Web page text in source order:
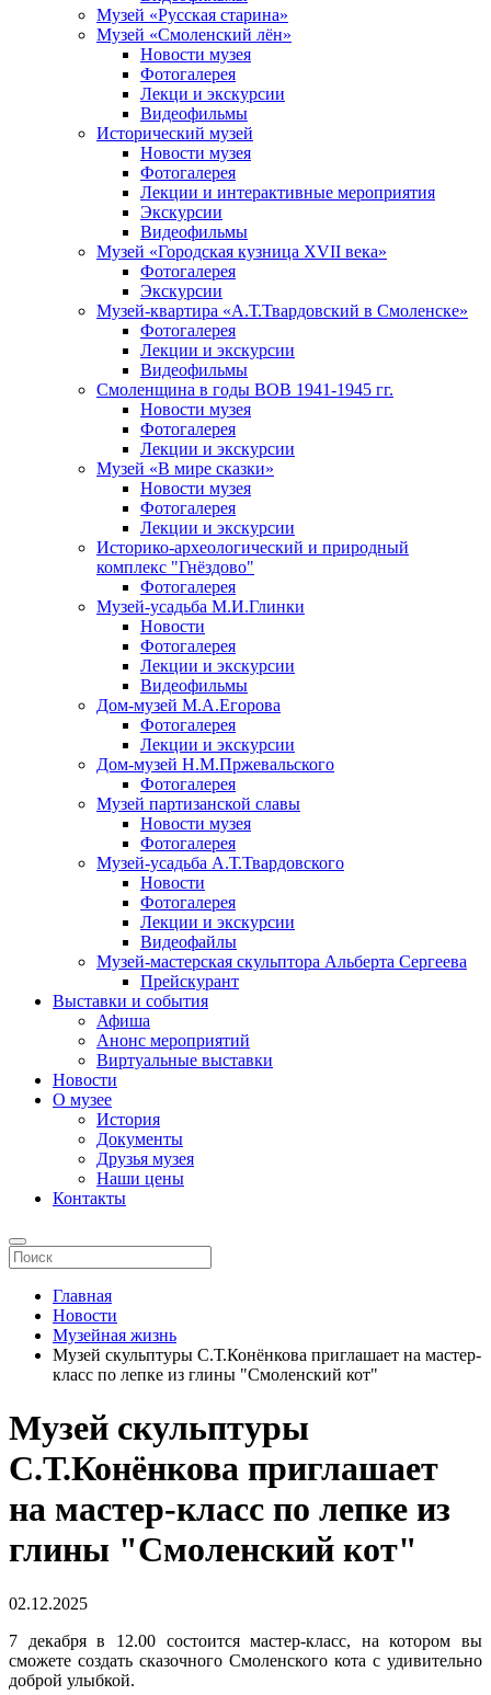
Музей «Русская старина»
Музей «Смоленский лён»
Новости музея
Фотогалерея
Лекци и экскурсии
Видеофильмы
Исторический музей
Новости музея
Фотогалерея
Лекции и интерактивные мероприятия
Экскурсии
Видеофильмы
Музей «Городская кузница XVII века»
Фотогалерея
Экскурсии
Музей-квартира «А.Т.Твардовский в Смоленске»
Фотогалерея
Лекции и экскурсии
Видеофильмы
Смоленщина в годы ВОВ 1941-1945 гг.
Новости музея
Фотогалерея
Лекции и экскурсии
Музей «В мире сказки»
Новости музея
Фотогалерея
Лекции и экскурсии
Историко-археологический и природный
комплекс "Гнёздово"
Фотогалерея
Музей-усадьба М.И.Глинки
Новости
Фотогалерея
Лекции и экскурсии
Видеофильмы
Дом-музей М.А.Егорова
Фотогалерея
Лекции и экскурсии
Дом-музей Н.М.Пржевальского
Фотогалерея
Музей партизанской славы
Новости музея
Фотогалерея
Музей-усадьба А.Т.Твардовского
Новости
Фотогалерея
Лекции и экскурсии
Видеофайлы
Музей-мастерская скульптора Альберта Сергеева
Прейскурант
Выставки и события
Афиша
Анонс мероприятий
Виртуальные выставки
Новости
О музее
История
Документы
Друзья музея
Наши цены
Контакты
Главная
Новости
Музейная жизнь
Музей скульптуры С.Т.Конёнкова приглашает на мастер-
класс по лепке из глины "Смоленский кот"
Музей скульптуры
С.Т.Конёнкова приглашает
на мастер-класс по лепке из
глины "Смоленский кот"
02.12.2025
7 декабря в 12.00 состоится мастер-класс, на котором вы
сможете создать сказочного Смоленского кота с удивительно
доброй улыбкой.